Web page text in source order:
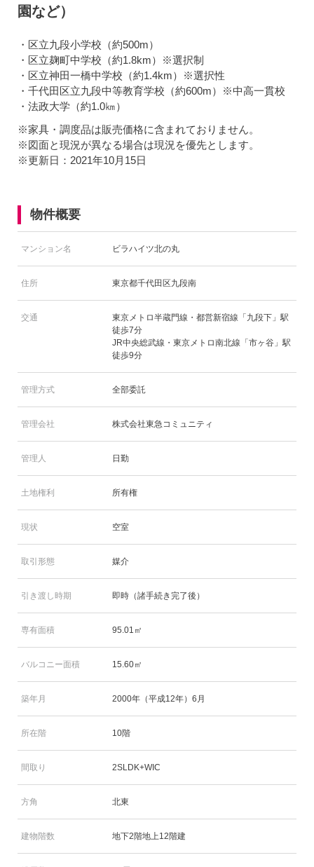
園など）
・区立九段小学校（約500m）
・区立麹町中学校（約1.8km）※選択制
・区立神田一橋中学校（約1.4km）※選択性
・千代田区立九段中等教育学校（約600m）※中高一貫校
・法政大学（約1.0㎞）
※家具・調度品は販売価格に含まれておりません。
※図面と現況が異なる場合は現況を優先とします。
※更新日：2021年10月15日
物件概要
マンション名 ビラハイツ北の丸
住所 東京都千代田区九段南
交通
東京メトロ半蔵門線・都営新宿線「九段下」駅
徒歩7分
JR中央総武線・東京メトロ南北線「市ヶ谷」駅
徒歩9分
管理方式 全部委託
管理会社 株式会社東急コミュニティ
管理人 日勤
土地権利 所有権
現状 空室
取引形態 媒介
引き渡し時期 即時（諸手続き完了後）
専有面積 95.01㎡
バルコニー面積 15.60㎡
築年月 2000年（平成12年）6月
所在階 10階
間取り 2SLDK+WIC
方角 北東
建物階数 地下2階地上12階建